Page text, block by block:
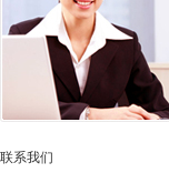
联系我们